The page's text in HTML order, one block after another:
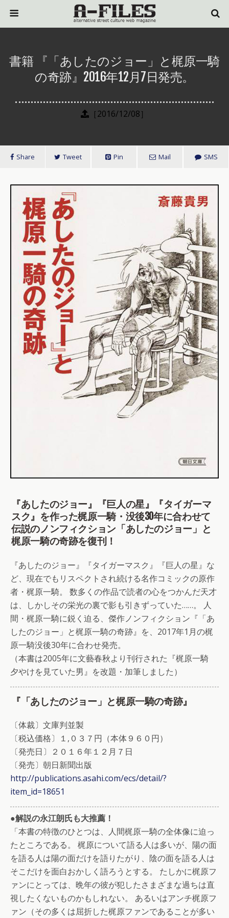
書籍 『「あしたのジョー」と梶原一騎
の奇跡』2016年12月7日発売。
［2016/12/08］
Share Tweet Pin Mail SMS
『あしたのジョー』『巨人の星』『タイガーマ
スク』を作った梶原一騎・没後30年に合わせて
伝説のノンフィクション「あしたのジョー」と
梶原一騎の奇跡を復刊！
『あしたのジョー』『タイガーマスク』『巨人の星』な
ど、現在でもリスペクトされ続ける名作コミックの原作
者・梶原一騎。 数多くの作品で読者の心をつかんだ天才
は、しかしその栄光の裏で影も引きずっていた……。 人
間・梶原一騎に鋭く迫る、傑作ノンフィクション『「あ
したのジョー」と梶原一騎の奇跡』を、2017年1月の梶
原一騎没後30年に合わせ発売。
（本書は2005年に文藝春秋より刊行された『梶原一騎
夕やけを見ていた男』を改題・加筆しました）
『「あしたのジョー」と梶原一騎の奇跡』
〔体裁〕文庫判並製
〔税込価格〕１,０３７円（本体９６０円）
〔発売日〕２０１６年１２月７日
〔発売〕朝日新聞出版
http://publications.asahi.com/ecs/detail/?
item_id=18651
●解説の永江朗氏も大推薦！
「本書の特徴のひとつは、人間梶原一騎の全体像に迫っ
たところである。 梶原について語る人は多いが、陽の面
を語る人は陽の面だけを語りたがり、陰の面を語る人は
そこだけを面白おかしく語ろうとする。 たしかに梶原フ
ァンにとっては、晩年の彼が犯したさまざまな過ちは直
視したくないものかもしれない。 あるいはアンチ梶原フ
ァン（その多くは屈折した梶原ファンであることが多い